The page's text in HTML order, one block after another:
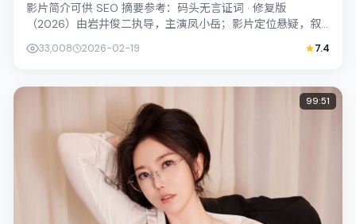
影片简介可供 SEO 摘要参考：码头无言证词 · 修复版
（2026）由岩井俊二执导，主演凤小岳；影片定位悬疑，叙
33,008 2026-02-19 7.4
99:51